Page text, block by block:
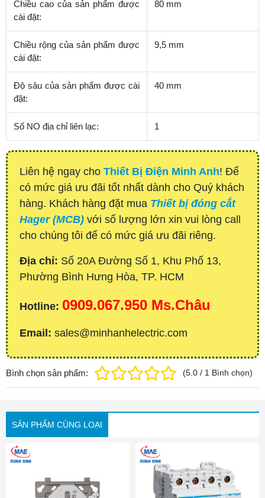
Chiều cao của sản phẩm được
cài đặt:
80 mm
Chiều rộng của sản phẩm được
cài đặt:
9,5 mm
Độ sâu của sản phẩm được cài
đặt:
40 mm
Số NO địa chỉ liên lạc: 1
Liên hệ ngay cho Thiết Bị Điện Minh Anh! Để
có mức giá ưu đãi tốt nhất dành cho Quý khách
hàng. Khách hàng đặt mua Thiết bị đóng cắt
Hager (MCB) với số lượng lớn xin vui lòng call
cho chúng tôi để có mức giá ưu đãi riêng.
Địa chỉ: Số 20A Đường Số 1, Khu Phố 13,
Phường Bình Hưng Hòa, TP. HCM
Hotline: 0909.067.950 Ms.Châu
Email: sales@minhanhelectric.com
Bình chọn sản phẩm: (5.0 / 1 Bình chọn)
SẢN PHẨM CÙNG LOẠI